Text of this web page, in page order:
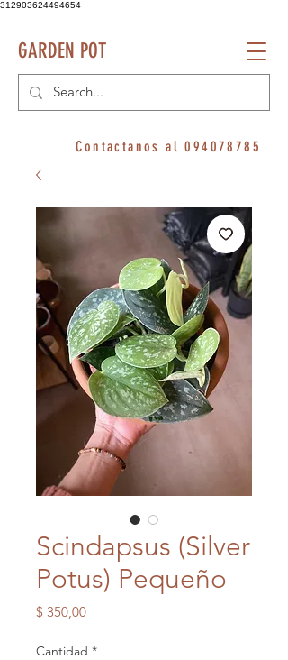
312903624494654
GARDEN POT
Contactanos al094078785
Scindapsus (Silver
Potus) Pequeño
$ 350,00Precio
Cantidad *